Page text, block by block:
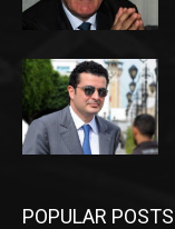
POPULAR POSTS